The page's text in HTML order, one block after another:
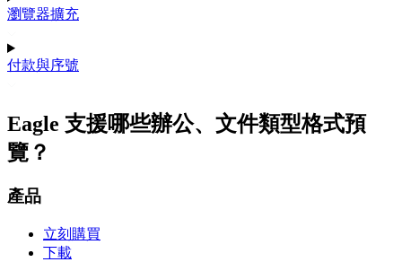
瀏覽器擴充
付款與序號
Eagle 支援哪些辦公、文件類型格式預
覽？
產品
立刻購買
下載